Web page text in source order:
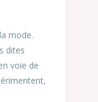
mode.
dites
voie de